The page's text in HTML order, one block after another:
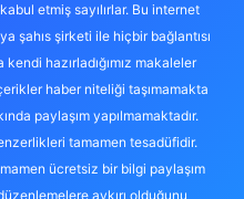
etmiş sayılırlar. Bu internet
şahıs şirketi ile hiçbir bağlantısı
hazırladığımız makaleler
haber niteliği taşımamakta
paylaşım yapılmamaktadır.
tamamen tesadüfidir.
ücretsiz bir bilgi paylaşım
aykırı olduğunu